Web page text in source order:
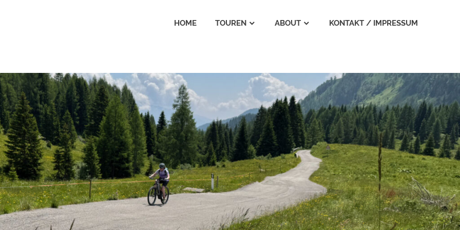
HOME TOUREN ABOUT KONTAKT / IMPRESSUM